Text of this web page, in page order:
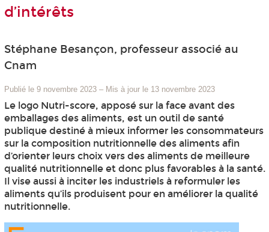
d’intérêts
Stéphane Besançon, professeur associé au
Cnam
Publié le 9 novembre 2023 – Mis à jour le 13 novembre 2023
Le logo Nutri-score, apposé sur la face avant des
emballages des aliments, est un outil de santé
publique destiné à mieux informer les consommateurs
sur la composition nutritionnelle des aliments afin
d’orienter leurs choix vers des aliments de meilleure
qualité nutritionnelle et donc plus favorables à la santé.
Il vise aussi à inciter les industriels à reformuler les
aliments qu’ils produisent pour en améliorer la qualité
nutritionnelle.